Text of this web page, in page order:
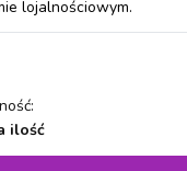
lojalnościowym.
ilość